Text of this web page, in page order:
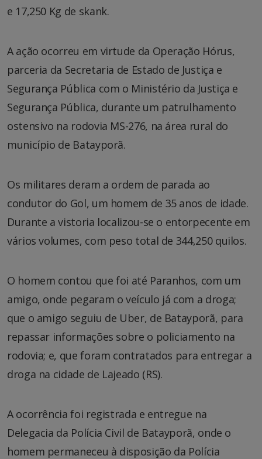
e 17,250 Kg de skank.
A ação ocorreu em virtude da Operação Hórus,
parceria da Secretaria de Estado de Justiça e
Segurança Pública com o Ministério da Justiça e
Segurança Pública, durante um patrulhamento
ostensivo na rodovia MS-276, na área rural do
município de Batayporã.
Os militares deram a ordem de parada ao
condutor do Gol, um homem de 35 anos de idade.
Durante a vistoria localizou-se o entorpecente em
vários volumes, com peso total de 344,250 quilos.
O homem contou que foi até Paranhos, com um
amigo, onde pegaram o veículo já com a droga;
que o amigo seguiu de Uber, de Batayporã, para
repassar informações sobre o policiamento na
rodovia; e, que foram contratados para entregar a
droga na cidade de Lajeado (RS).
A ocorrência foi registrada e entregue na
Delegacia da Polícia Civil de Batayporã, onde o
homem permaneceu à disposição da Polícia